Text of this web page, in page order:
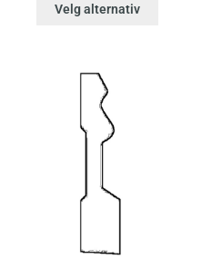
Velg alternativ